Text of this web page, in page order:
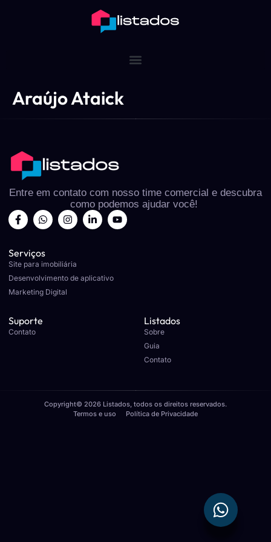
Araújo Ataick
Entre em contato com nosso time comercial e descubra
como podemos ajudar você!
Serviços
Site para imobiliária
Desenvolvimento de aplicativo
Marketing Digital
Suporte
Contato
Listados
Sobre
Guia
Contato
Copyright© 2026 Listados, todos os direitos reservados.
Termos e uso
Política de Privacidade